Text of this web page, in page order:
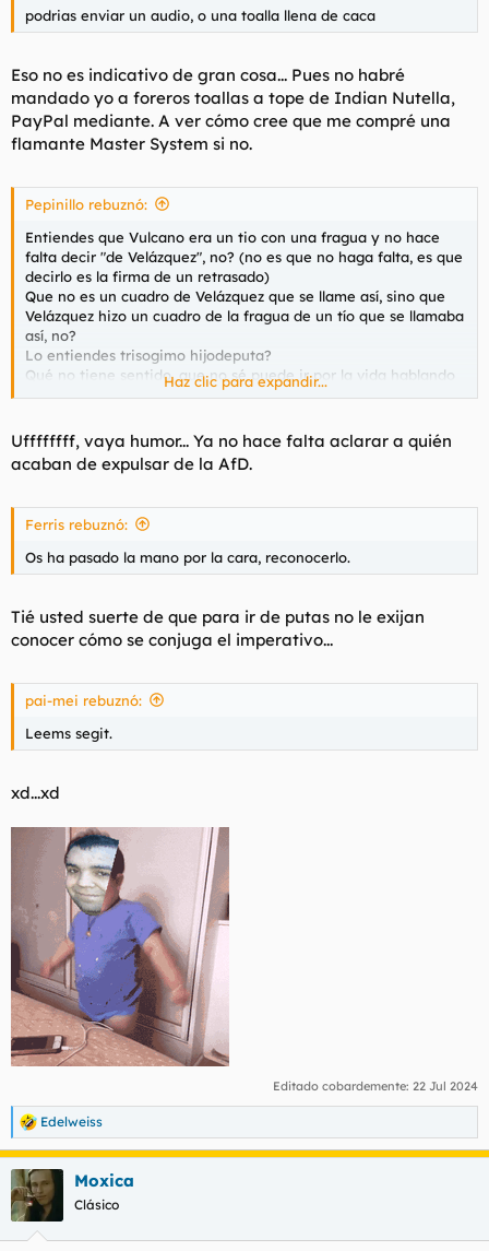
podrias enviar un audio, o una toalla llena de caca
Eso no es indicativo de gran cosa... Pues no habré
mandado yo a foreros toallas a tope de Indian Nutella,
PayPal mediante. A ver cómo cree que me compré una
flamante Master System si no.
Pepinillo rebuznó:
Entiendes que Vulcano era un tio con una fragua y no hace
falta decir "de Velázquez", no? (no es que no haga falta, es que
decirlo es la firma de un retrasado)
Que no es un cuadro de Velázquez que se llame así, sino que
Velázquez hizo un cuadro de la fragua de un tío que se llamaba
así, no?
Lo entiendes trisogimo hijodeputa?
Qué no tiene sentido, que no sé puede ir por la vida hablando
así y que eres un puto cateto premium?
Y no me vengas otra vez con que los putos adolescentes
analfabetos esos están contentos con tus clases
Haz clic para expandir...
Uffffffff, vaya humor... Ya no hace falta aclarar a quién
acaban de expulsar de la AfD.
Ferris rebuznó:
Os ha pasado la mano por la cara, reconocerlo.
Tié usted suerte de que para ir de putas no le exijan
conocer cómo se conjuga el imperativo...
pai-mei rebuznó:
Leems segit.
xd...xd
Editado cobardemente: 22 Jul 2024
R
e
a
c
c
i
Edelweiss
Moxica
Clásico